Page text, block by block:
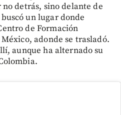
detrás, sino delante de
un lugar donde
de Formación
adonde se trasladó.
aunque ha alternado su